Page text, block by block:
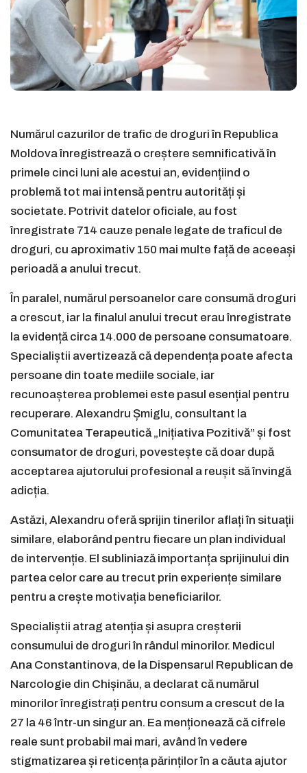
Numărul cazurilor de trafic de droguri în Republica
Moldova înregistrează o creștere semnificativă în
primele cinci luni ale acestui an, evidențiind o
problemă tot mai intensă pentru autorități și
societate. Potrivit datelor oficiale, au fost
înregistrate 714 cauze penale legate de traficul de
droguri, cu aproximativ 150 mai multe față de aceeași
perioadă a anului trecut.
În paralel, numărul persoanelor care consumă droguri
a crescut, iar la finalul anului trecut erau înregistrate
la evidență circa 14.000 de persoane consumatoare.
Specialiștii avertizează că dependența poate afecta
persoane din toate mediile sociale, iar
recunoașterea problemei este pasul esențial pentru
recuperare. Alexandru Șmiglu, consultant la
Comunitatea Terapeutică „Inițiativa Pozitivă” și fost
consumator de droguri, povestește că doar după
acceptarea ajutorului profesional a reușit să învingă
adicția.
Astăzi, Alexandru oferă sprijin tinerilor aflați în situații
similare, elaborând pentru fiecare un plan individual
de intervenție. El subliniază importanța sprijinului din
partea celor care au trecut prin experiențe similare
pentru a crește motivația beneficiarilor.
Specialiștii atrag atenția și asupra creșterii
consumului de droguri în rândul minorilor. Medicul
Ana Constantinova, de la Dispensarul Republican de
Narcologie din Chișinău, a declarat că numărul
minorilor înregistrați pentru consum a crescut de la
27 la 46 într-un singur an. Ea menționează că cifrele
reale sunt probabil mai mari, având în vedere
stigmatizarea și reticența părinților în a căuta ajutor